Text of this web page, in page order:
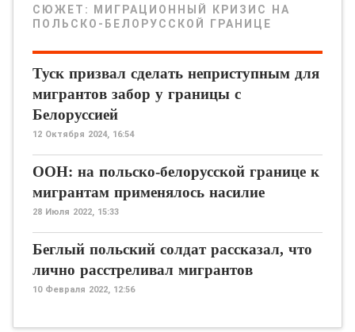
СЮЖЕТ:
МИГРАЦИОННЫЙ КРИЗИС НА
ПОЛЬСКО-БЕЛОРУССКОЙ ГРАНИЦЕ
Туск призвал сделать неприступным для
мигрантов забор у границы с
Белоруссией
12 Октября 2024, 16:54
ООН: на польско-белорусской границе к
мигрантам применялось насилие
28 Июля 2022, 15:33
Беглый польский солдат рассказал, что
лично расстреливал мигрантов
10 Февраля 2022, 12:56